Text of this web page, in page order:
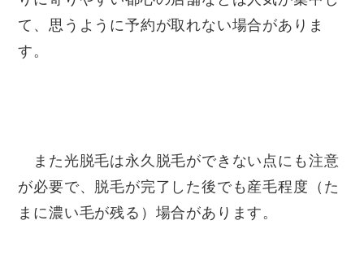
て、思うように予約が取れない場合がありま
す。
また光脱毛は永久脱毛ができない点にも注意
が必要で、脱毛が完了した後でも産毛程度（た
まに濃い毛が残る）場合があります。